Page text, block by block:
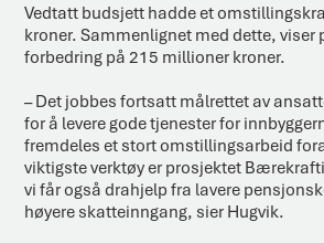
Vedtatt budsjett hadde et
kroner. Sammenlignet med dette, viser
forbedring på 215 millioner kroner.
– Det jobbes fortsatt målrettet av
for å levere gode tjenester for
fremdeles et stort omstillingsarbeid
viktigste verktøy er prosjektet
vi får også drahjelp fra lavere
høyere skatteinngang, sier Hugvik.